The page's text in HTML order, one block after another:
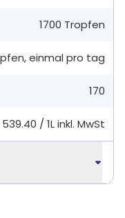
1700 Tropfen
,einmal pro tag
170
539.40 / 1Linkl. MwSt